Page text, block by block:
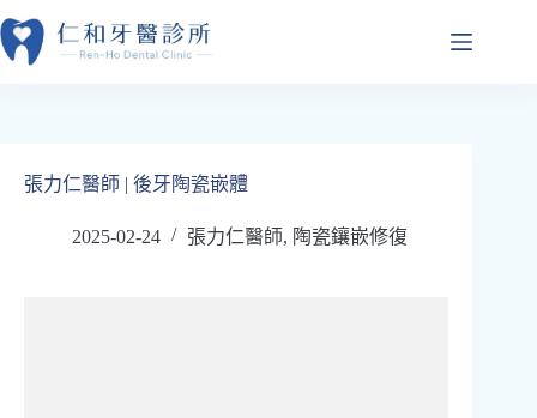
跳
至
張力仁醫師 | 後牙陶瓷嵌體
2025-02-24 張力仁醫師, 陶瓷鑲嵌修復